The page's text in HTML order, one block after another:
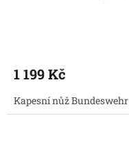
1 199 Kč
Kapesní nůž Bundeswehr